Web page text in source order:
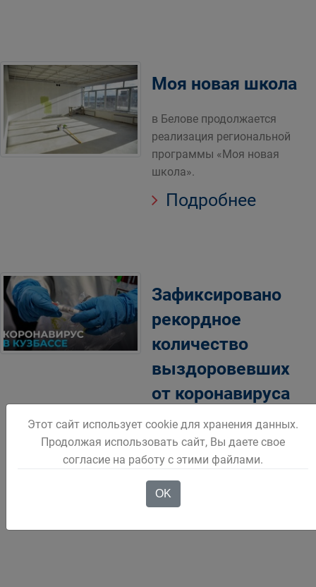
Моя новая школа
в Белове продолжается
реализация региональной
программы «Моя новая
школа».
Подробнее
Зафиксировано
рекордное
количество
выздоровевших
от коронавируса
В Кузбассе зафиксировано
рекордное количество
выздоровевших от
коронавируса
Подробнее
Этот сайт использует cookie для хранения данных.
Продолжая использовать сайт, Вы даете свое
согласие на работу с этими файлами.
OK